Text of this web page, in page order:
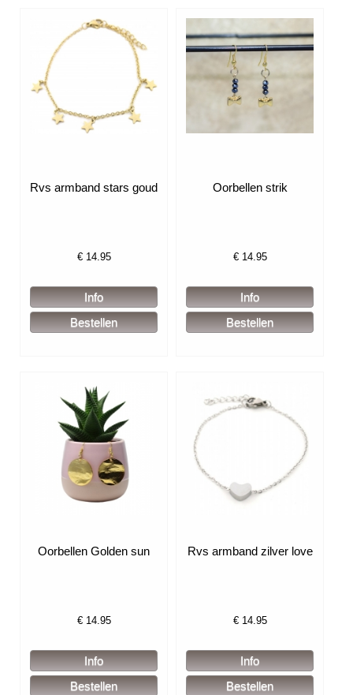
Rvs armband stars goud
€ 14.95
Oorbellen strik
€ 14.95
Oorbellen Golden sun
€ 14.95
Rvs armband zilver love
€ 14.95